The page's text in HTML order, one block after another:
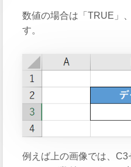
数値の場合は「TRUE」
す。
例えば上の画像では、